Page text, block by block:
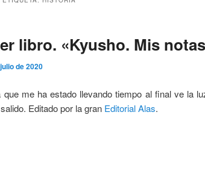
libro. «Kyusho. Mis
de 2020
que me ha estado llevando tiempo al final ve la
Editado por la gran Editorial Alas.